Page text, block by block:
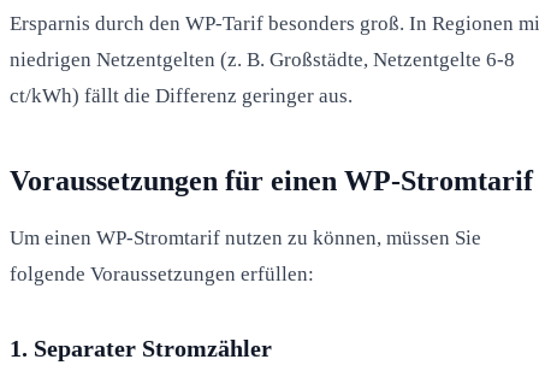
Ersparnis durch den WP-Tarif besonders groß. In Regionen
niedrigen Netzentgelten (z. B. Großstädte, Netzentgelte 6-8
ct/kWh) fällt die Differenz geringer aus.
Voraussetzungen für einen WP-Stromtarif
Um einen WP-Stromtarif nutzen zu können, müssen Sie
folgende Voraussetzungen erfüllen:
1. Separater Stromzähler